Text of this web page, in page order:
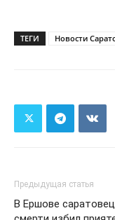
ТЕГИ Новости
Предыдущая статья
В Ершове